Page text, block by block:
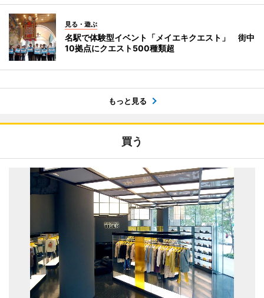
見る・遊ぶ
名駅で体験型イベント「メイエキクエスト」 街中
10拠点にクエスト500種類超
もっと見る
買う